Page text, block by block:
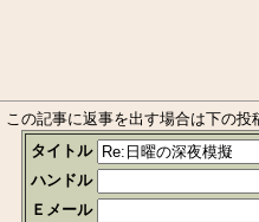
この記事に返事を出す場合は下の投
タイトル
ハンドル
Ｅメール